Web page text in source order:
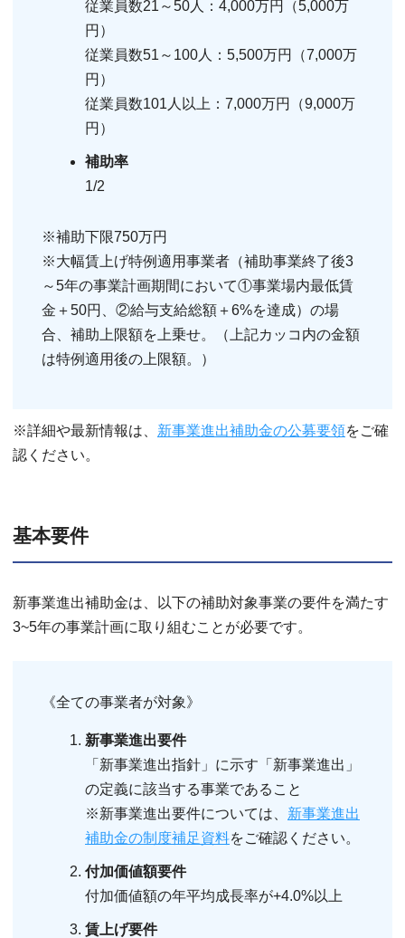
従業員数21～50人：4,000万円（5,000万
円）
従業員数51～100人：5,500万円（7,000万
円）
従業員数101人以上：7,000万円（9,000万
円）
補助率
1/2
※補助下限750万円
※大幅賃上げ特例適用事業者（補助事業終了後3
～5年の事業計画期間において①事業場内最低賃
金＋50円、②給与支給総額＋6%を達成）の場
合、補助上限額を上乗せ。（上記カッコ内の金額
は特例適用後の上限額。）
※詳細や最新情報は、 新事業進出補助金の公募要領をご確
認ください。
基本要件
新事業進出補助金は、以下の補助対象事業の要件を満たす
3~5年の事業計画に取り組むことが必要です。
《全ての事業者が対象》
新事業進出要件
「新事業進出指針」に示す「新事業進出」
の定義に該当する事業であること
※新事業進出要件については、 新事業進出
補助金の制度補足資料をご確認ください。
付加価値額要件
付加価値額の年平均成長率が+4.0%以上
賃上げ要件